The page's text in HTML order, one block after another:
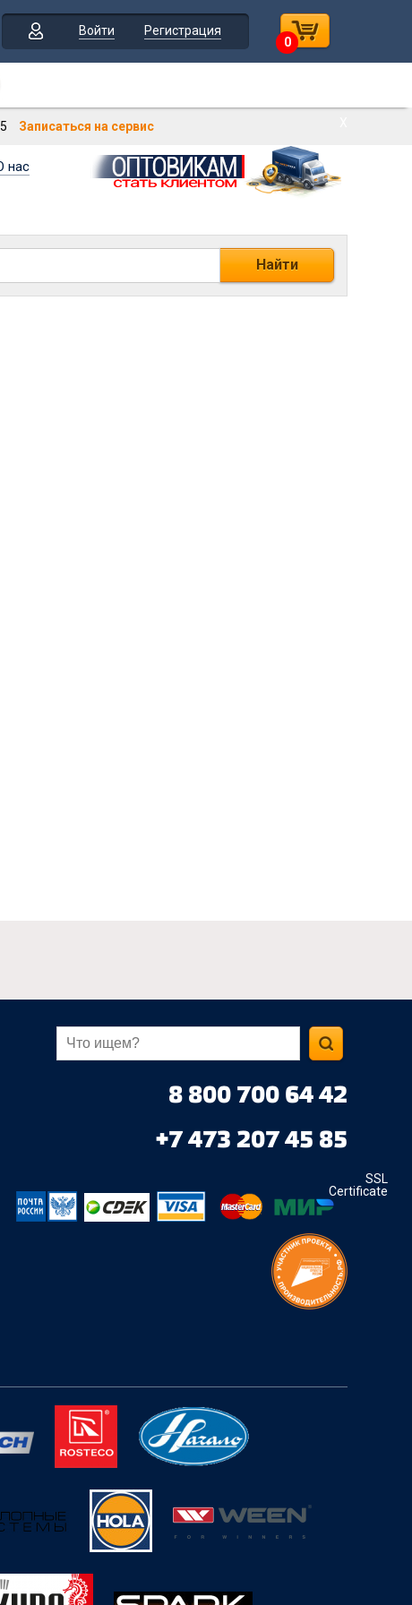
Войти
Регистрация
0
Записаться на сервис
нас
Найти
8 800 700 64 42
+7 473 207 45 85
SSL
Certificate